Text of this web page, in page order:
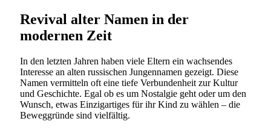
Revival alter Namen in der
modernen Zeit
In den letzten Jahren haben viele Eltern ein wachsendes
Interesse an alten russischen Jungennamen gezeigt. Diese
Namen vermitteln oft eine tiefe Verbundenheit zur Kultur
und Geschichte. Egal ob es um Nostalgie geht oder um den
Wunsch, etwas Einzigartiges für ihr Kind zu wählen – die
Beweggründe sind vielfältig.